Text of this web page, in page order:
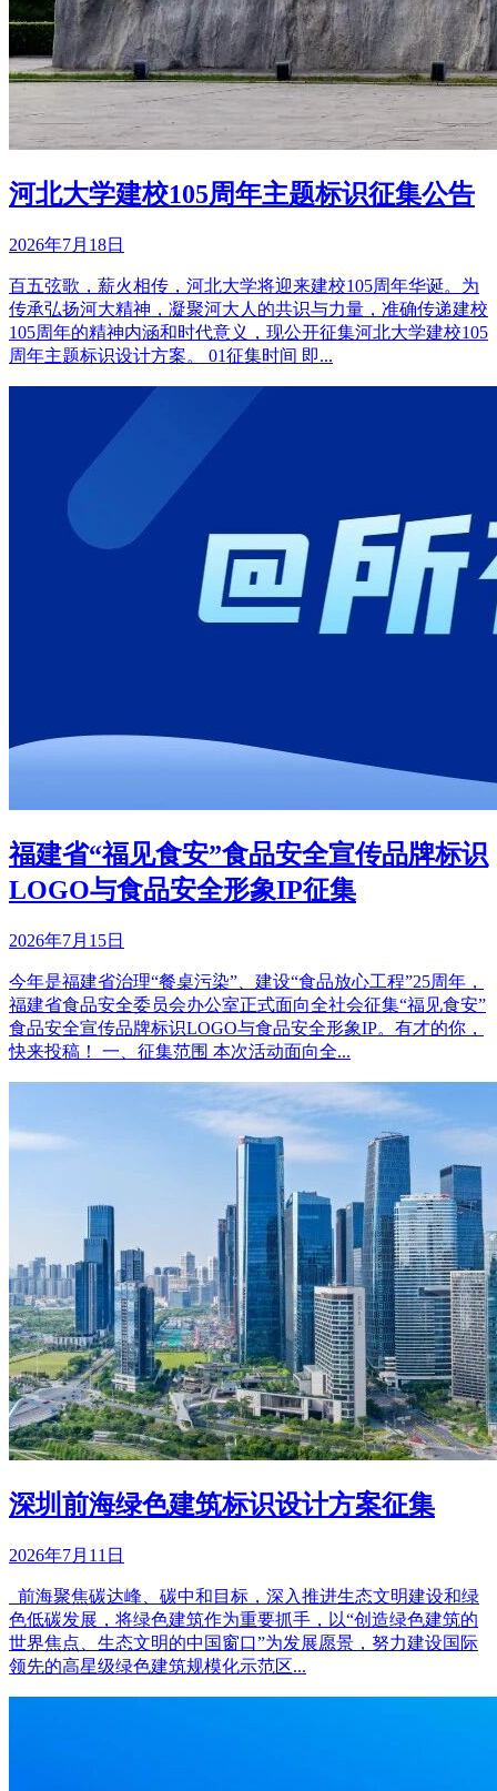
河北大学建校105周年主题标识征集公告
2026年7月18日
百五弦歌，薪火相传，河北大学将迎来建校105周年华诞。为
传承弘扬河大精神，凝聚河大人的共识与力量，准确传递建校
105周年的精神内涵和时代意义，现公开征集河北大学建校105
周年主题标识设计方案。 01征集时间 即...
福建省“福见食安”食品安全宣传品牌标识
LOGO与食品安全形象IP征集
2026年7月15日
今年是福建省治理“餐桌污染”、建设“食品放心工程”25周年，
福建省食品安全委员会办公室正式面向全社会征集“福见食安”
食品安全宣传品牌标识LOGO与食品安全形象IP。有才的你，
快来投稿！ 一、征集范围 本次活动面向全...
深圳前海绿色建筑标识设计方案征集
2026年7月11日
前海聚焦碳达峰、碳中和目标，深入推进生态文明建设和绿
色低碳发展，将绿色建筑作为重要抓手，以“创造绿色建筑的
世界焦点、生态文明的中国窗口”为发展愿景，努力建设国际
领先的高星级绿色建筑规模化示范区...